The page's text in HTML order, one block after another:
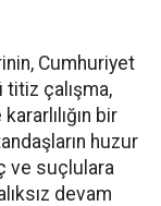
Cumhuriyet
titiz çalışma,
bir
huzur
ve suçlulara
devam